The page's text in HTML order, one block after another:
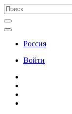
Россия
Войти